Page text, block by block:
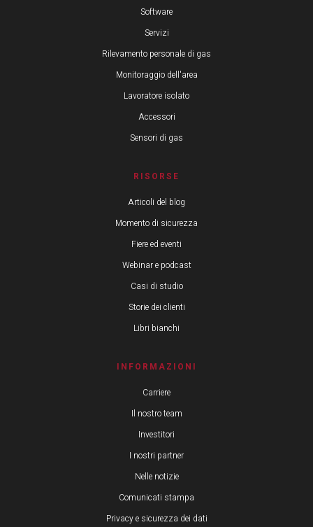
Software
Servizi
Rilevamento personale di gas
Monitoraggio dell'area
Lavoratore isolato
Accessori
Sensori di gas
RISORSE
Articoli del blog
Momento di sicurezza
Fiere ed eventi
Webinar e podcast
Casi di studio
Storie dei clienti
Libri bianchi
INFORMAZIONI
Carriere
Il nostro team
Investitori
I nostri partner
Nelle notizie
Comunicati stampa
Privacy e sicurezza dei dati